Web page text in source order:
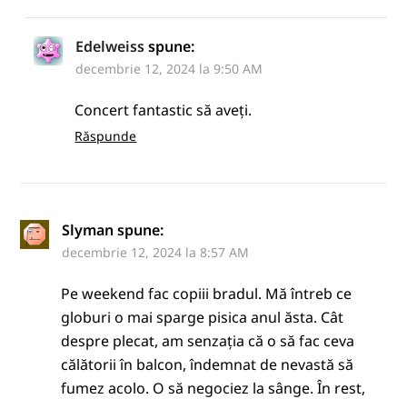
Edelweiss spune:
decembrie 12, 2024 la 9:50 AM
Concert fantastic să aveți.
Răspunde
Slyman spune:
decembrie 12, 2024 la 8:57 AM
Pe weekend fac copiii bradul. Mă întreb ce
globuri o mai sparge pisica anul ăsta. Cât
despre plecat, am senzația că o să fac ceva
călătorii în balcon, îndemnat de nevastă să
fumez acolo. O să negociez la sânge. În rest,